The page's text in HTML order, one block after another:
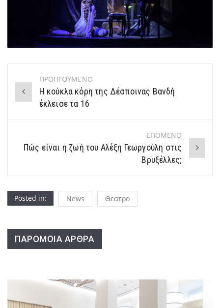
Post
navigation
ΠΡΟΗΓΟΥΜΕΝΟ
Η κούκλα κόρη της Δέσποινας Βανδή
έκλεισε τα 16
ΕΠΟΜΕΝΟ
Πώς είναι η ζωή του Αλέξη Γεωργούλη στις
Βρυξέλλες;
Posted in: News Θεατρο
ΠΑΡΟΜΟΙΑ ΑΡΘΡΑ